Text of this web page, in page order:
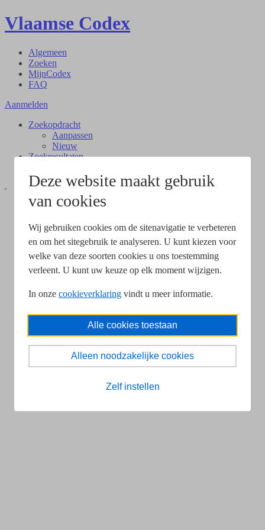
Deze website maakt gebruik
van cookies
Wij gebruiken cookies om de sitenavigatie te verbeteren
en om het sitegebruik te analyseren. U kunt kiezen voor
welke van deze soorten cookies u ons toestemming
verleent. U kunt uw keuze op elk moment wijzigen.
In onze cookieverklaring vindt u meer informatie.
Alle cookies toestaan
Alleen noodzakelijke cookies
Zelf instellen
Vlaamse Codex
Algemeen
Zoeken
MijnCodex
FAQ
Aanmelden
Zoekopdracht
Aanpassen
Nieuw
Zoekresultaten